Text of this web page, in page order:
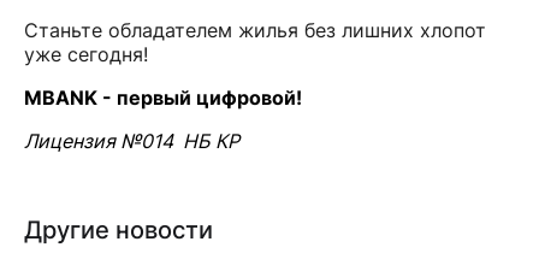
Станьте обладателем жилья без лишних хлопот
уже сегодня!
MBANK - первый цифровой!
Лицензия №014 НБ КР
Другие новости